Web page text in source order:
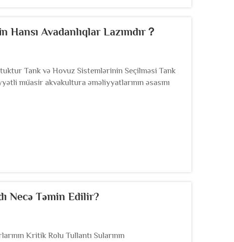
Avadanlıqlar Lazımdır？
Tank və Hovuz Sistemlərinin Seçilməsi Tank
müasir akvakultura əməliyyatlarının əsasını
zamanı fermerlər çoxsaylı amilləri nəzərə
rahatlığı və ətraf mühitə təsir.
Necə Təmin Edilir?
Kritik Rolu Tullantı Sularının